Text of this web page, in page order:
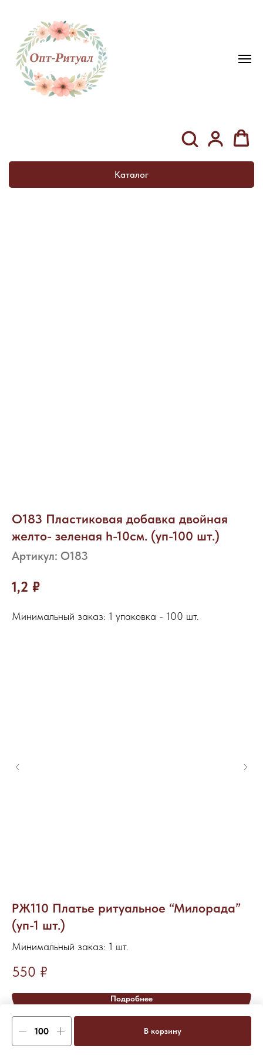
Каталог
О183 Пластиковая добавка двойная
желто- зеленая h-10см. (уп-100 шт.)
Артикул: О183
1,2 ₽
В корзину
Минимальный заказ: 1 упаковка - 100 шт.
РЖ110 Платье ритуальное “Милорада”
(уп-1 шт.)
Минимальный заказ: 1 шт.
550 ₽
Подробнее